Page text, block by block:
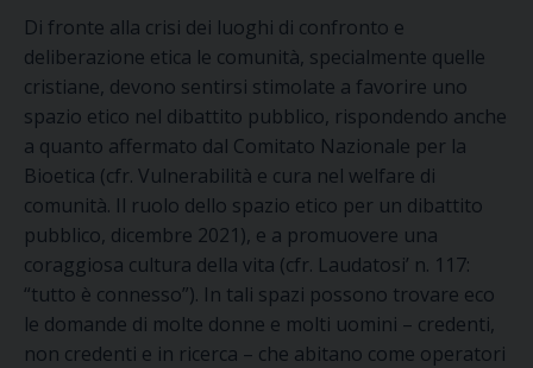
Di fronte alla crisi dei luoghi di confronto e
deliberazione etica le comunità, specialmente quelle
cristiane, devono sentirsi stimolate a favorire uno
spazio etico nel dibattito pubblico, rispondendo anche
a quanto affermato dal Comitato Nazionale per la
Bioetica (cfr. Vulnerabilità e cura nel welfare di
comunità. Il ruolo dello spazio etico per un dibattito
pubblico, dicembre 2021), e a promuovere una
coraggiosa cultura della vita (cfr. Laudatosi’ n. 117:
“tutto è connesso”). In tali spazi possono trovare eco
le domande di molte donne e molti uomini – credenti,
non credenti e in ricerca – che abitano come operatori